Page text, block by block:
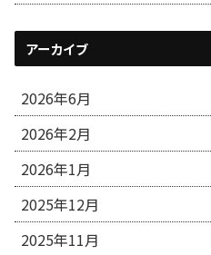
アーカイブ
2026年6月
2026年2月
2026年1月
2025年12月
2025年11月